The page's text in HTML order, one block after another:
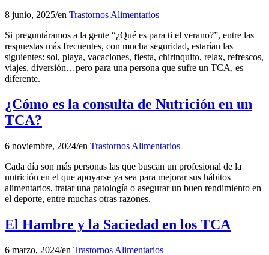
8 junio, 2025/en Trastornos Alimentarios
Si preguntáramos a la gente “¿Qué es para ti el verano?”, entre las
respuestas más frecuentes, con mucha seguridad, estarían las
siguientes: sol, playa, vacaciones, fiesta, chirinquito, relax, refrescos,
viajes, diversión…pero para una persona que sufre un TCA, es
diferente.
¿Cómo es la consulta de Nutrición en un
TCA?
6 noviembre, 2024/en Trastornos Alimentarios
Cada día son más personas las que buscan un profesional de la
nutrición en el que apoyarse ya sea para mejorar sus hábitos
alimentarios, tratar una patología o asegurar un buen rendimiento en
el deporte, entre muchas otras razones.
El Hambre y la Saciedad en los TCA
6 marzo, 2024/en Trastornos Alimentarios